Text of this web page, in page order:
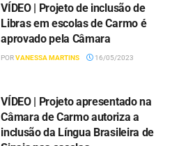
VÍDEO | Projeto de inclusão de
Libras em escolas de Carmo é
aprovado pela Câmara
PORVANESSA MARTINS 16/05/2023
VÍDEO | Projeto apresentado na
Câmara de Carmo autoriza a
inclusão da Língua Brasileira de